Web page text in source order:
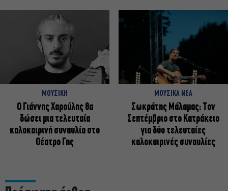
ΜΟΥΣΙΚΗ
Ο Γιάννης Χαρούλης θα
δώσει μια τελευταία
καλοκαιρινή συναυλία στο
Θέατρο Γης
ΜΟΥΣΙΚΑ ΝΕΑ
Σωκράτης Μάλαμας: Τον
Σεπτέμβριο στο Κατράκειο
για δύο τελευταίες
καλοκαιρινές συναυλίες